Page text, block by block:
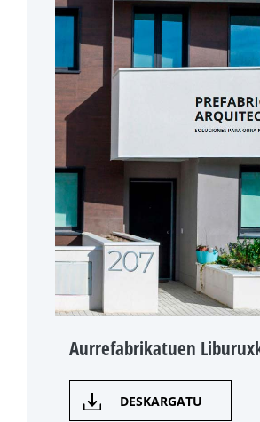
Aurrefabrikatuen
DESKARGATU